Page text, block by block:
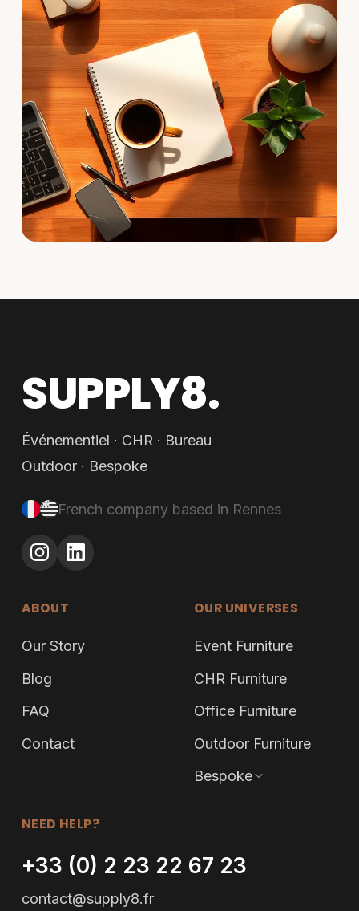
SUPPLY8.
Événementiel · CHR · Bureau
Outdoor · Bespoke
French company based in Rennes
ABOUT
Our Story
Blog
FAQ
Contact
OUR UNIVERSES
Event Furniture
CHR Furniture
Office Furniture
Outdoor Furniture
Bespoke
NEED HELP?
+33 (0) 2 23 22 67 23
contact@supply8.fr